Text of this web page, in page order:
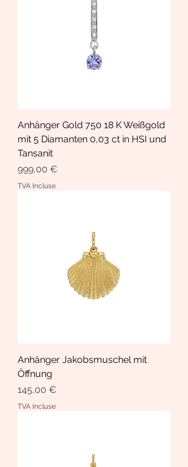
Anhänger Gold 750 18 K Weißgold
mit 5 Diamanten 0,03 ct in HSI und
Tansanit
Prix
999,00 €
TVA Incluse
Anhänger Jakobsmuschel mit
Öffnung
Prix
145,00 €
TVA Incluse